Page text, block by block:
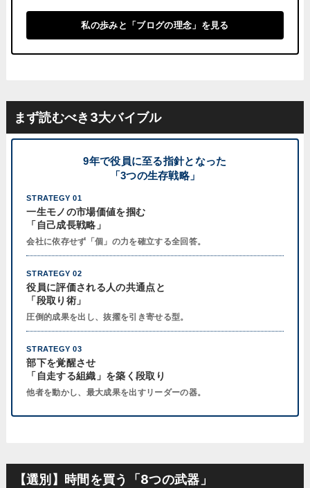
私の歩みと「ブログの理念」を見る
まず読むべき3大バイブル
9年で役員に至る指針となった
「3つの生存戦略」
STRATEGY 01
一生モノの市場価値を掴む
「自己成長戦略」
会社に依存せず「個」の力を確立する全回答。
STRATEGY 02
役員に評価される人の共通点と
「段取り術」
圧倒的成果を出し、抜擢を引き寄せる型。
STRATEGY 03
部下を覚醒させ
「自走する組織」を築く段取り
他者を動かし、最大成果を出すリーダーの器。
【選別】時間を買う「8つの武器」